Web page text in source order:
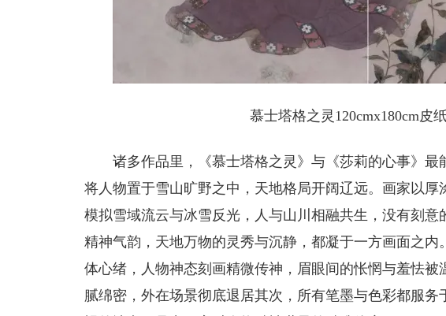
慕士塔格之灵120cmx180cm皮
诸多作品里，《慕士塔格之灵》与《莎莉的心事》最
将人物置于雪山旷野之中，天地格局开阔辽远。画家以
模拟雪域流云与冰雪反光，人与山川相融共生，没有刻
精神气韵，天地万物的灵秀与沉静，都凝于一方画面之
体心绪，人物神态刻画精微传神，眉眼间的怅惘与羞怯被
腻绵密，外在场景彻底退居其次，所有笔墨与色彩都服